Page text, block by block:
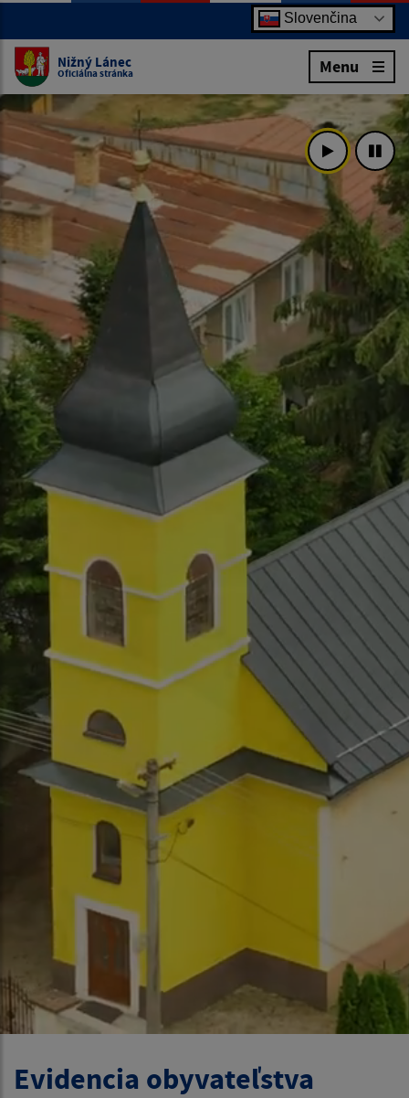
Slovenčina
Nižný Lánec
Oficiálna stránka Menu
Evidencia obyvateľstva